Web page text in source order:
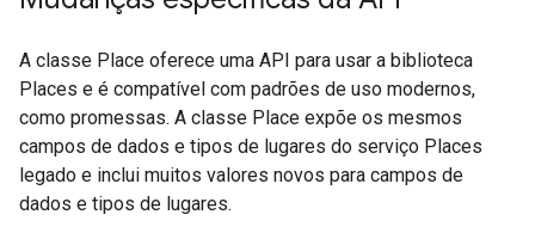
A classe Place oferece uma API para usar a biblioteca
Places e é compatível com padrões de uso modernos,
como promessas. A classe Place expõe os mesmos
campos de dados e tipos de lugares do serviço Places
legado e inclui muitos valores novos para campos de
dados e tipos de lugares.